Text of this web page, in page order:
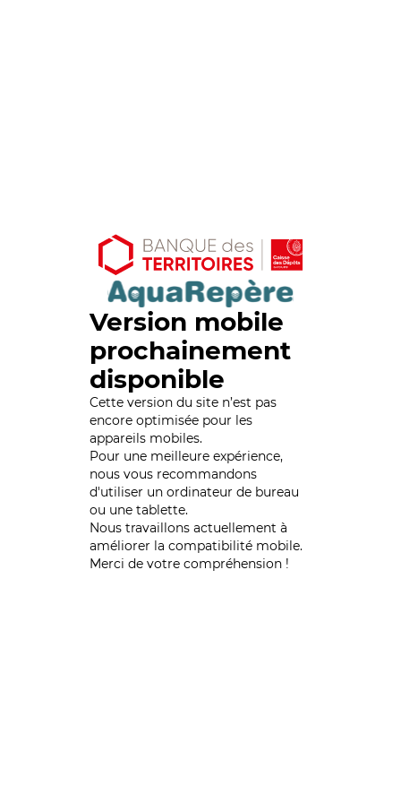
Version mobile
prochainement
disponible
Cette version du site n’est pas
encore optimisée pour les
appareils mobiles.
Pour une meilleure expérience,
nous vous recommandons
d'utiliser un ordinateur de bureau
ou une tablette.
Nous travaillons actuellement à
améliorer la compatibilité mobile.
Merci de votre compréhension !